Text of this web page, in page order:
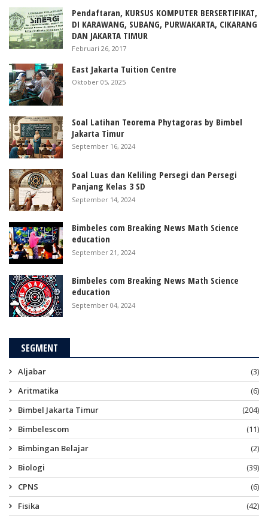
Pendaftaran, KURSUS KOMPUTER BERSERTIFIKAT,
DI KARAWANG, SUBANG, PURWAKARTA, CIKARANG
DAN JAKARTA TIMUR
Februari 26, 2017
East Jakarta Tuition Centre
Oktober 05, 2025
Soal Latihan Teorema Phytagoras by Bimbel
Jakarta Timur
September 16, 2024
Soal Luas dan Keliling Persegi dan Persegi
Panjang Kelas 3 SD
September 14, 2024
Bimbeles com Breaking News Math Science
education
September 21, 2024
Bimbeles com Breaking News Math Science
education
September 04, 2024
SEGMENT
Aljabar
(3)
Aritmatika
(6)
Bimbel Jakarta Timur
(204)
Bimbelescom
(11)
Bimbingan Belajar
(2)
Biologi
(39)
CPNS
(6)
Fisika
(42)